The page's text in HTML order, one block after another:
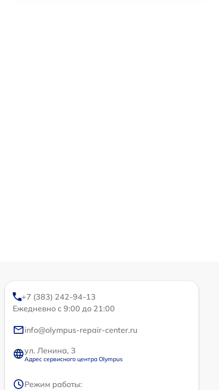
+7 (383) 242-94-13
Ежедневно с 9:00 до 21:00
info@olympus-repair-center.ru
ул. Ленина, 3
Адрес сервисного центра Olympus
Режим работы: